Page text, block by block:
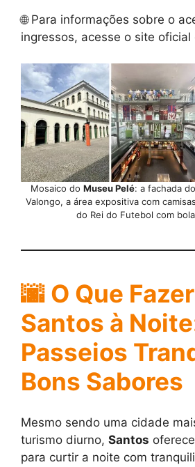
🌐 Para informações sobre o
ingressos, acesse o site oficial
Mosaico do Museu Pelé: a fachada
Valongo, a área expositiva com
do Rei do Futebol com
🌆 O Que
Santos à
Passeios
Bons Sabores
Mesmo sendo uma cidade
turismo diurno, Santos
para curtir a noite com